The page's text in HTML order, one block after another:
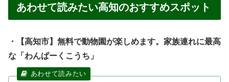
あわせて読みたい高知のおすすめスポット
・【高知市】無料で動物園が楽しめます。家族連れに最高
な「わんぱーくこうち」